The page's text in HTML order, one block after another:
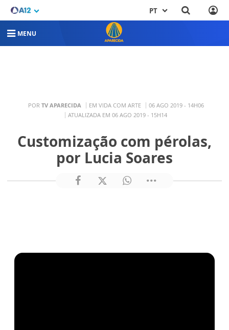
PT
MENU
POR TV APARECIDA EM VIDA COM ARTE
06 AGO 2019 - 14H06
ATUALIZADA EM 06 AGO 2019 - 15H14
Customização com pérolas,
por Lucia Soares